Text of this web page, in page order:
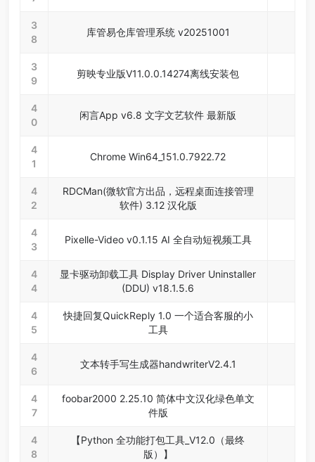
3
8
库管易仓库管理系统 v20251001
3
9
剪映专业版V11.0.0.14274离线安装包
4
0
闲言App v6.8 文字文艺软件 最新版
4
1
Chrome Win64_151.0.7922.72
4
2
RDCMan(微软官方出品，远程桌面连接管理
软件) 3.12 汉化版
4
3
Pixelle-Video v0.1.15 AI 全自动短视频工具
4
4
显卡驱动卸载工具 Display Driver Uninstaller
(DDU) v18.1.5.6
4
5
快捷回复QuickReply 1.0 一个适合客服的小
工具
4
6
文本转手写生成器handwriterV2.4.1
4
7
foobar2000 2.25.10 简体中文汉化绿色单文
件版
4
8
【Python 全功能打包工具_V12.0（最终
版）】